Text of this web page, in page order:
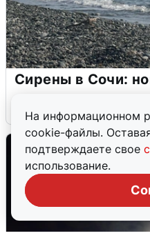
На информационном
cookie-файлы.
подтверждаете свое
использование.
Сирены в Сочи: